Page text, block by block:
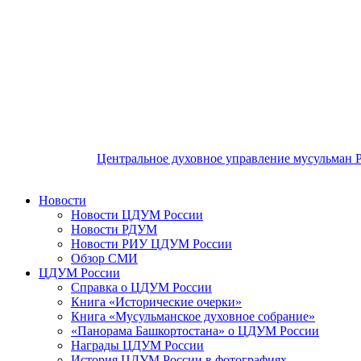
Центральное духовное управление мусульман
Новости
Новости ЦДУМ России
Новости РДУМ
Новости РИУ ЦДУМ России
Обзор СМИ
ЦДУМ России
Справка о ЦДУМ России
Книга «Исторические очерки»
Книга «Мусульманское духовное собрание»
«Панорама Башкортостана» о ЦДУМ России
Награды ЦДУМ России